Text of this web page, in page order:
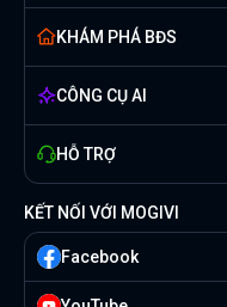
KHÁM PHÁ BĐS
CÔNG CỤ AI
HỖ TRỢ
KẾT NỐI VỚI MOGIVI
Facebook